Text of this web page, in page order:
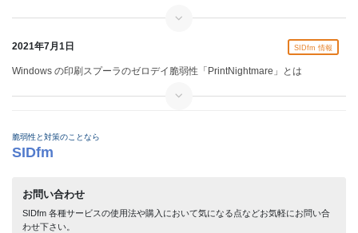
SIDfm 情報
2021年7月1日
Windows の印刷スプーラのゼロデイ脆弱性「PrintNightmare」とは
脆弱性と対策のことなら
SIDfm
お問い合わせ
SIDfm 各種サービスの使用法や購入において気になる点などお気軽にお問い合
わせ下さい。